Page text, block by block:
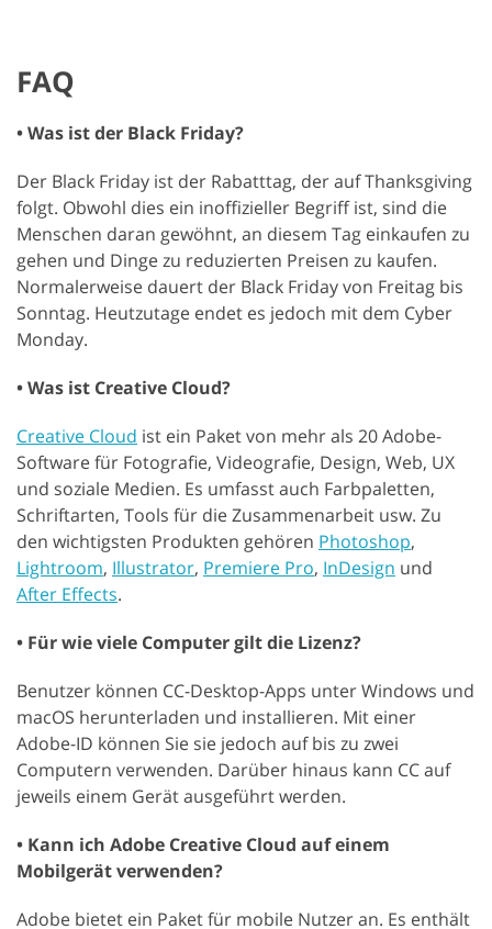
FAQ
• Was ist der Black Friday?
Der Black Friday ist der Rabatttag, der auf Thanksgiving
folgt. Obwohl dies ein inoffizieller Begriff ist, sind die
Menschen daran gewöhnt, an diesem Tag einkaufen zu
gehen und Dinge zu reduzierten Preisen zu kaufen.
Normalerweise dauert der Black Friday von Freitag bis
Sonntag. Heutzutage endet es jedoch mit dem Cyber
Monday.
• Was ist Creative Cloud?
Creative Cloud ist ein Paket von mehr als 20 Adobe-
Software für Fotografie, Videografie, Design, Web, UX
und soziale Medien. Es umfasst auch Farbpaletten,
Schriftarten, Tools für die Zusammenarbeit usw. Zu
den wichtigsten Produkten gehören Photoshop,
Lightroom, Illustrator, Premiere Pro, InDesign und
After Effects.
• Für wie viele Computer gilt die Lizenz?
Benutzer können CC-Desktop-Apps unter Windows und
macOS herunterladen und installieren. Mit einer
Adobe-ID können Sie sie jedoch auf bis zu zwei
Computern verwenden. Darüber hinaus kann CC auf
jeweils einem Gerät ausgeführt werden.
• Kann ich Adobe Creative Cloud auf einem
Mobilgerät verwenden?
Adobe bietet ein Paket für mobile Nutzer an. Es enthält